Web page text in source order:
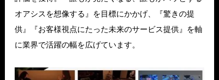
オアシスを想像する』を目標にかかげ、『驚きの提
供』『お客様視点にたった未来のサービス提供』を軸
に業界で活躍の幅を広げています。